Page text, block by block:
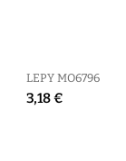
LEPY MO6796
3,18 €